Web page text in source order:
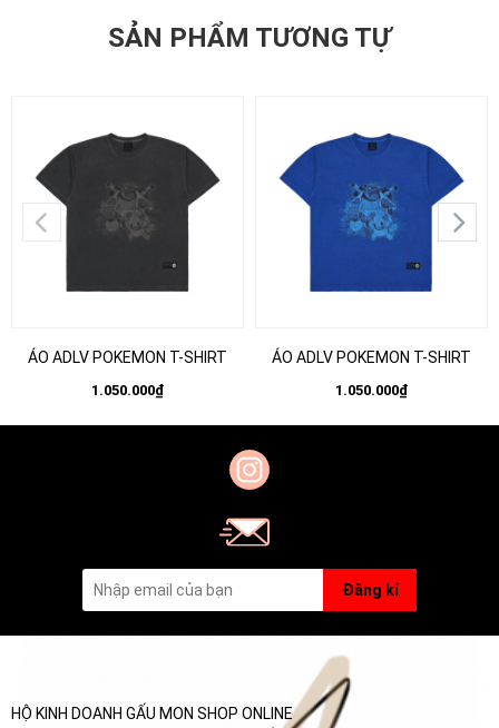
SẢN PHẨM TƯƠNG TỰ
ÁO ADLV POKEMON T-SHIRT
1.050.000₫
ÁO ADLV POKEMON T-SHIRT
1.050.000₫
Đăng kí
HỘ KINH DOANH GẤU MON SHOP ONLINE